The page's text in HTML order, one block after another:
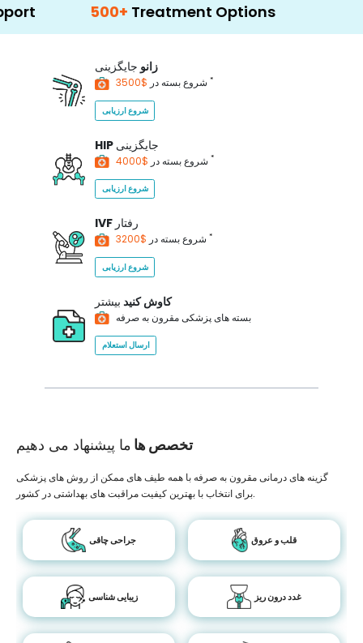
500+ Treatment Options
زانو جایگزینی
شروع بسته در *
شروع ارزیابی
HIP جایگزینی
شروع بسته در *
شروع ارزیابی
IVF رفتار
شروع بسته در *
شروع ارزیابی
کاوش کنید بیشتر
بسته های پزشکی مقرون به صرفه
ارسال استعلام
تخصص ها ما پیشنهاد می دهیم
گزینه های درمانی مقرون به صرفه با همه طیف های ممکن از روش های پزشکی
برای انتخاب با بهترین کیفیت مراقبت های بهداشتی در کشور.
جراحی چاقی قلب و عروق
زیبایی شناسی غدد درون ریز